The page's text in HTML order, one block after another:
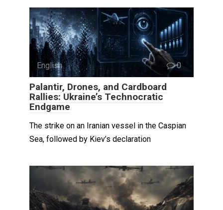
English 0
Palantir, Drones, and Cardboard
Rallies: Ukraine’s Technocratic
Endgame
The strike on an Iranian vessel in the Caspian
Sea, followed by Kiev’s declaration